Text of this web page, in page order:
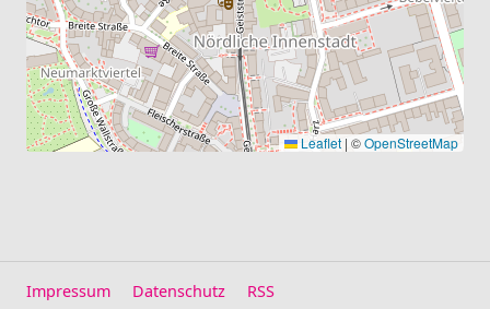
Leaflet | ©OpenStreetMap
Impressum Datenschutz RSS